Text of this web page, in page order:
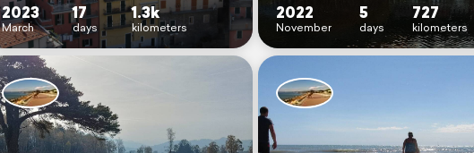
2023
March
17
days
1.3k
kilometers
2022
November
5
days
727
kilometers